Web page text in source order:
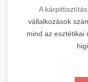
A
vállalkozások
mind az esztétikai